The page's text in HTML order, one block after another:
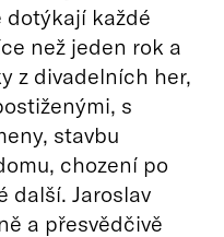
dotýkají každé
než jeden rok a
z divadelních her,
s
stavbu
chození po
další. Jaroslav
a přesvědčivě